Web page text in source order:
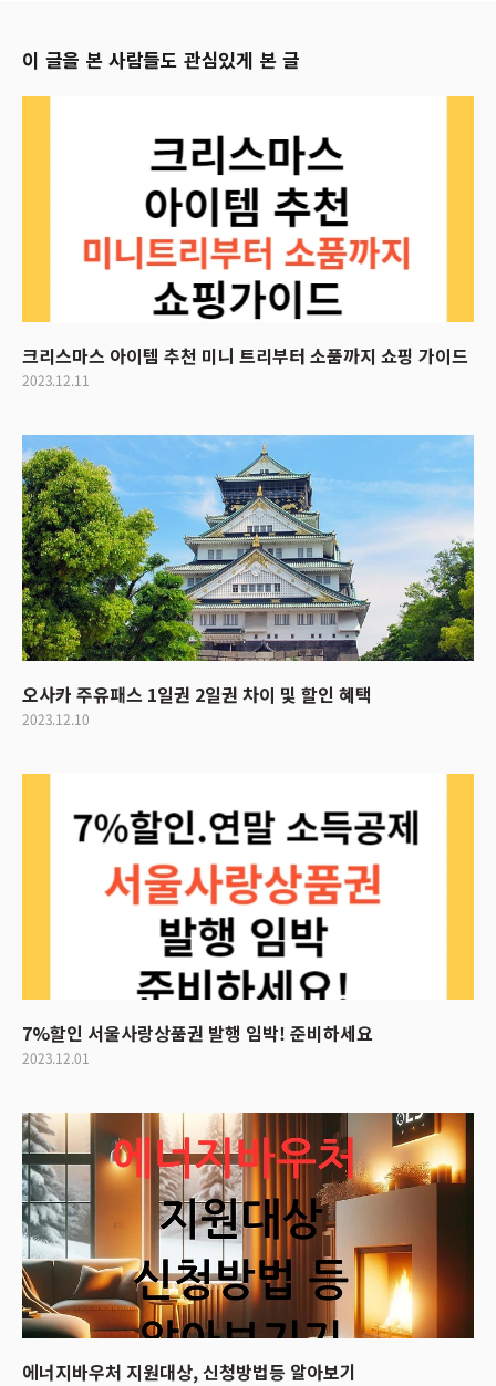
이 글을 본 사람들도 관심있게 본 글
크리스마스 아이템 추천 미니 트리부터 소품까지 쇼핑 가이드
2023.12.11
오사카 주유패스 1일권 2일권 차이 및 할인 혜택
2023.12.10
7%할인 서울사랑상품권 발행 임박! 준비하세요
2023.12.01
에너지바우처 지원대상, 신청방법등 알아보기